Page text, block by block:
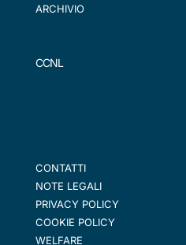
ARCHIVIO
CCNL
CONTATTI
NOTE LEGALI
PRIVACY POLICY
COOKIE POLICY
WELFARE